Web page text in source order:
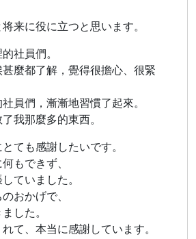
来に役に立つと思います。
社員們。
麼都了解，覺得很擔心、很緊
員們，漸漸地習慣了起來。
我那麼多的東西。
ても感謝したいです。
もできず、
ていました。
おかげで、
した。
て、本当に感謝しています。